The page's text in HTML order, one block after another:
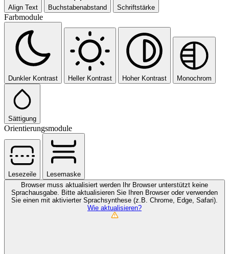
Align Text Buchstabenabstand Schriftstärke
Farbmodule
Dunkler Kontrast Heller Kontrast Hoher Kontrast Monochrom
Sättigung
Orientierungsmodule
Lesezeile
Lesemaske
Browser muss aktualisiert werden
Ihr Browser unterstützt keine
Sprachausgabe. Bitte aktualisieren Sie Ihren Browser oder verwenden
Sie einen mit aktivierter Sprachsynthese (z.B. Chrome, Edge, Safari).
Wie aktualisieren?